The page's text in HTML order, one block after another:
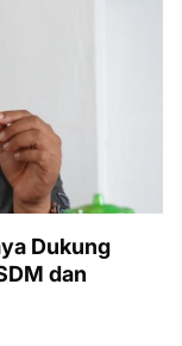
Dukung
dan